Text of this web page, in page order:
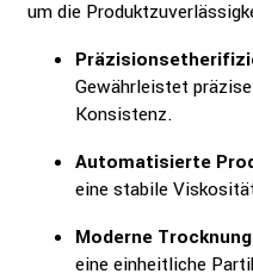
um die
Gewährleistet
Konsistenz.
Automatisierte
eine stabile
Moderne
eine einheitliche